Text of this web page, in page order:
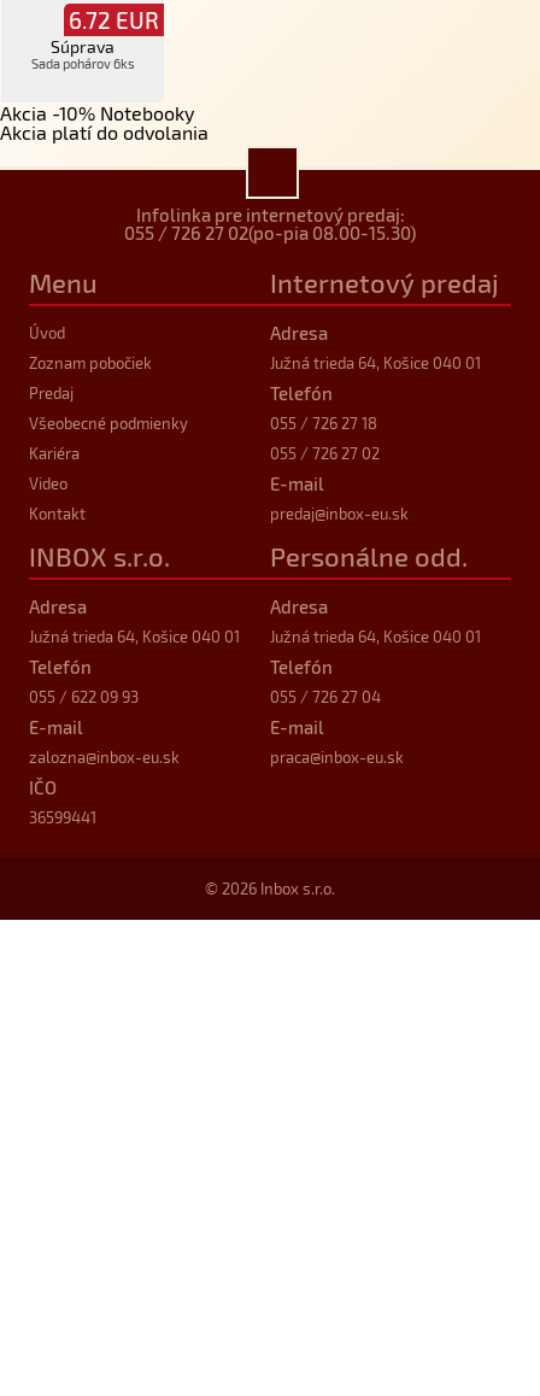
6.72 EUR
Súprava
Sada pohárov 6ks
Akcia -10% Notebooky
Akcia platí do odvolania
Infolinka pre internetový predaj:
055 / 726 27 02(po-pia 08.00-15.30)
Menu
Úvod
Zoznam pobočiek
Predaj
Všeobecné podmienky
Kariéra
Video
Kontakt
Internetový predaj
Adresa
Južná trieda 64, Košice 040 01
Telefón
055 / 726 27 18
055 / 726 27 02
E-mail
predaj@inbox-eu.sk
INBOX s.r.o.
Adresa
Južná trieda 64, Košice 040 01
Telefón
055 / 622 09 93
E-mail
zalozna@inbox-eu.sk
IČO
36599441
Personálne odd.
Adresa
Južná trieda 64, Košice 040 01
Telefón
055 / 726 27 04
E-mail
praca@inbox-eu.sk
© 2026 Inbox s.r.o.